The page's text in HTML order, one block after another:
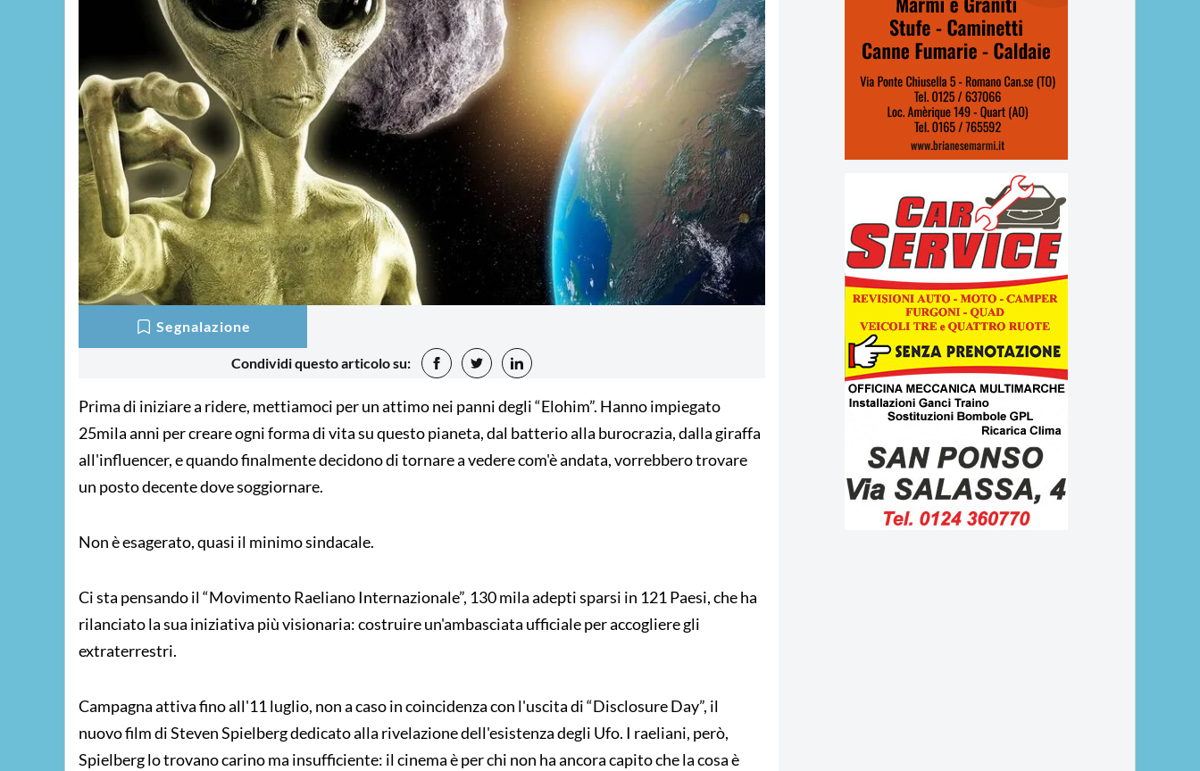
Segnalazione
Condividi questo articolo su:
Prima di iniziare a ridere, mettiamoci per un attimo nei panni degli “Elohim”. Hanno impiegato
25mila anni per creare ogni forma di vita su questo pianeta, dal batterio alla burocrazia, dalla giraffa
all'influencer, e quando finalmente decidono di tornare a vedere com'è andata, vorrebbero trovare
un posto decente dove soggiornare.
Non è esagerato, quasi il minimo sindacale.
Ci sta pensando il “Movimento Raeliano Internazionale”, 130 mila adepti sparsi in 121 Paesi, che ha
rilanciato la sua iniziativa più visionaria: costruire un'ambasciata ufficiale per accogliere gli
extraterrestri.
Campagna attiva fino all'11 luglio, non a caso in coincidenza con l'uscita di “Disclosure Day”, il
nuovo film di Steven Spielberg dedicato alla rivelazione dell'esistenza degli Ufo. I raeliani, però,
Spielberg lo trovano carino ma insufficiente: il cinema è per chi non ha ancora capito che la cosa è